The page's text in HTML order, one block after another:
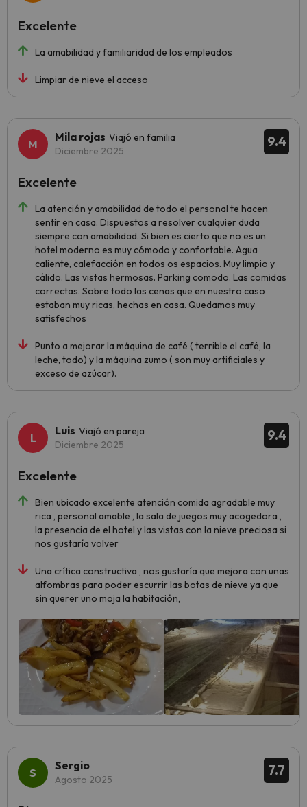
La amabilidad y familiaridad de los empleados
Limpiar de nieve el acceso
Excelente
9.4
Mila rojas Viajó en familia
Diciembre 2025
La atención y amabilidad de todo el personal te hacen
sentir en casa. Dispuestos a resolver cualquier duda
siempre con amabilidad. Si bien es cierto que no es un
hotel moderno es muy cómodo y confortable. Agua
caliente, calefacción en todos os espacios. Muy limpio y
cálido. Las vistas hermosas. Parking comodo. Las comidas
correctas. Sobre todo las cenas que en nuestro caso
estaban muy ricas, hechas en casa. Quedamos muy
satisfechos
Punto a mejorar la máquina de café ( terrible el café, la
leche, todo) y la máquina zumo ( son muy artificiales y
exceso de azúcar).
Excelente
9.4
Luis Viajó en pareja
Diciembre 2025
Bien ubicado excelente atención comida agradable muy
rica , personal amable , la sala de juegos muy acogedora ,
la presencia de el hotel y las vistas con la nieve preciosa si
nos gustaría volver
Una crítica constructiva , nos gustaría que mejora con unas
alfombras para poder escurrir las botas de nieve ya que
sin querer uno moja la habitación,
Excelente
7.7
Sergio
Agosto 2025